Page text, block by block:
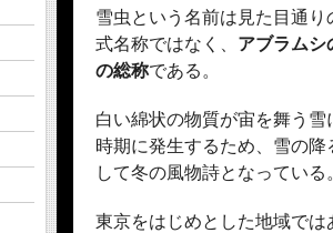
雪虫という名前は見た目通
式名称ではなく、 アブラムシ
の総称である。
白い綿状の物質が宙を舞う
時期に発生するため、雪の
して冬の風物詩となっている
東京をはじめとした地域で